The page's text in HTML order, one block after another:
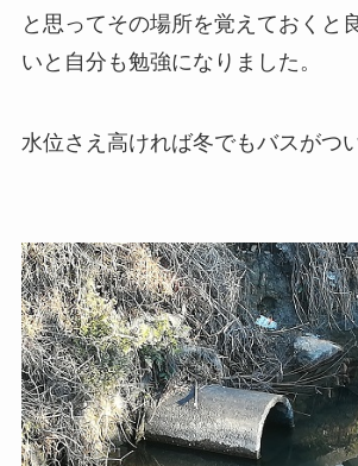
と思ってその場所を覚えておくと
いと自分も勉強になりました。
水位さえ高ければ冬でもバスがつ